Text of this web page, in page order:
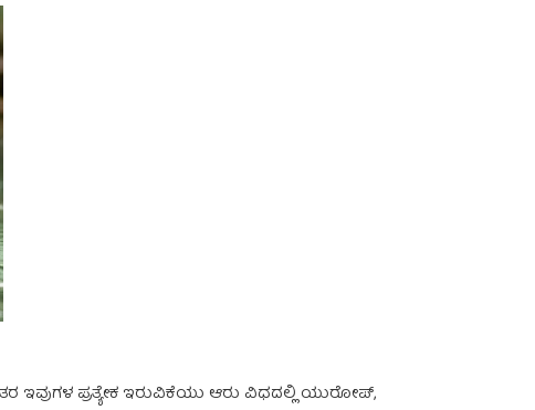
ಪ್ರತ್ಯೇಕ ಇರುವಿಕೆಯು ಆರು ವಿಧದಲ್ಲಿ ಯುರೋಪ್,